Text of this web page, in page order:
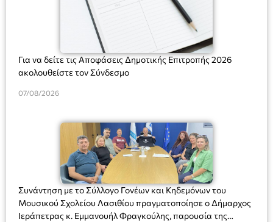
Για να δείτε τις Αποφάσεις Δημοτικής Επιτροπής 2026
ακολουθείστε τον Σύνδεσμο
07/08/2026
Συνάντηση με το Σύλλογο Γονέων και Κηδεμόνων του
Μουσικού Σχολείου Λασιθίου πραγματοποίησε ο Δήμαρχος
Ιεράπετρας κ. Εμμανουήλ Φραγκούλης, παρουσία της